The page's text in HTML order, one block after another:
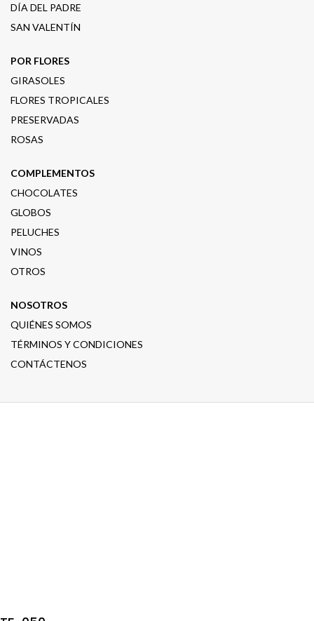
DÍA DEL PADRE
SAN VALENTÍN
POR FLORES
GIRASOLES
FLORES TROPICALES
PRESERVADAS
ROSAS
COMPLEMENTOS
CHOCOLATES
GLOBOS
PELUCHES
VINOS
OTROS
NOSOTROS
QUIÉNES SOMOS
TÉRMINOS Y CONDICIONES
CONTÁCTENOS